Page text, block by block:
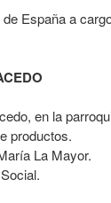
España a
en la
productos.
La Mayor.